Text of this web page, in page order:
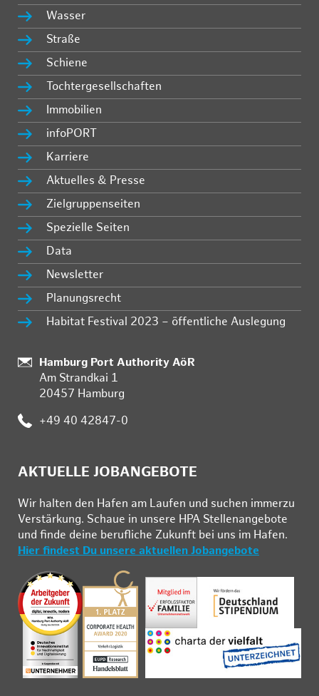
Wasser
Straße
Schiene
Tochtergesellschaften
Immobilien
infoPORT
Karriere
Aktuelles & Presse
Zielgruppenseiten
Spezielle Seiten
Data
Newsletter
Planungsrecht
Habitat Festival 2023 – öffentliche Auslegung
:
Hamburg Port Authority AöR
Am Strandkai 1
20457 Hamburg
: +49 40 42847-0
AKTUELLE JOBANGEBOTE
Wir hal­ten den Ha­fen am Lau­fen und su­chen im­mer­zu
Ver­stär­kung. Schau­e in un­se­re HPA Stel­len­an­ge­bo­te
und fin­de deine be­ruf­li­che Zu­kunft bei uns im Ha­fen.
Hier findest Du unsere aktuellen Jobangebote